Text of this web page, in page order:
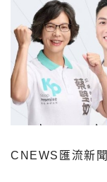
CNEWS 匯流新